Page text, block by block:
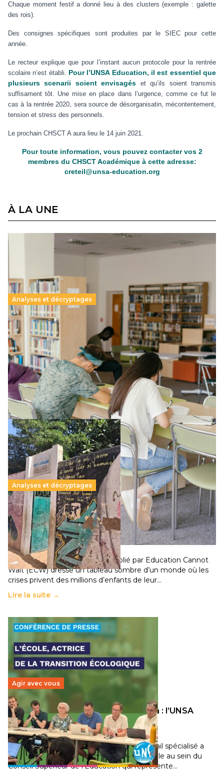
Chaque moment festif a donné lieu à des clusters (exemple : galette
des rois).
Des consignes spécifiques sont produites par le SIEC pour cette
année.
Le recteur explique que pour l’instant aucun protocole pour la rentrée
scolaire n’est établi. Pour l’UNSA Education, il est essentiel que
plusieurs scenarii soient envisagés et qu’ils soient transmis
suffisament tôt. Une mise en place dans l’urgence, comme ce fut le
cas à la rentrée 2020, sera source de désorganisatin, mécontentement,
tension et stress des personnels.
Le prochain CHSCT A aura lieu le 14 juin 2021.
Pour toute information, vous pouvez contacter vos 2
membres du CHSCT Académique à cette adresse:
creteil@unsa-education.org
À LA UNE
Analyses et décryptages
Supérieur privé : une dérive qui met à mal la
promesse républicaine
11 juillet 2026-
Le projet de loi sur la régulation de l’enseignement
supérieur privé met en lumière l’amplification d’un système
qui relègue l’acte pédagogique au superfétatoire, voire à…
Lire la suite →
Analyses et décryptages
258 millions d’enfants victimes de la guerre, des
chocs climatiques et des déplacements de
population
11 juillet 2026- National
Un nouveau rapport mondial publié par Education Cannot
Wait (ECW) dresse un tableau sombre d’un monde où les
crises privent des millions d’enfants de leur…
Lire la suite →
Agir avec vous
Transition écologique de l’éducation : l’UNSA
Éducation fait bouger les lignes
30 juin 2026-National
Pendant plusieurs mois, un groupe de travail spécialisé a
travaillé sur la transition écologique de l’Ecole au sein du
Conseil Supérieur de l’Éducation qui représente…